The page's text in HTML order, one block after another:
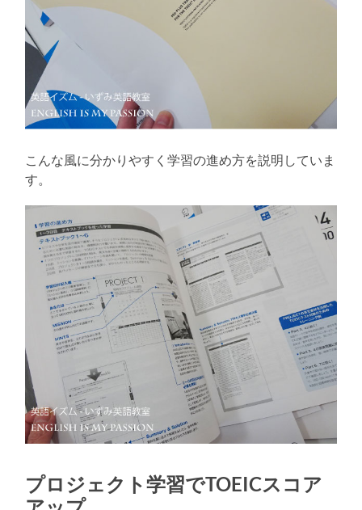
こんな風に分かりやすく学習の進め方を説明していま
す。
プロジェクト学習でTOEICスコア